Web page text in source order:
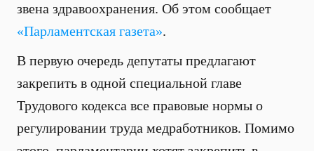
звена здравоохранения. Об этом сообщает
«Парламентская газета».
В первую очередь депутаты предлагают
закрепить в одной специальной главе
Трудового кодекса все правовые нормы о
регулировании труда медработников. Помимо